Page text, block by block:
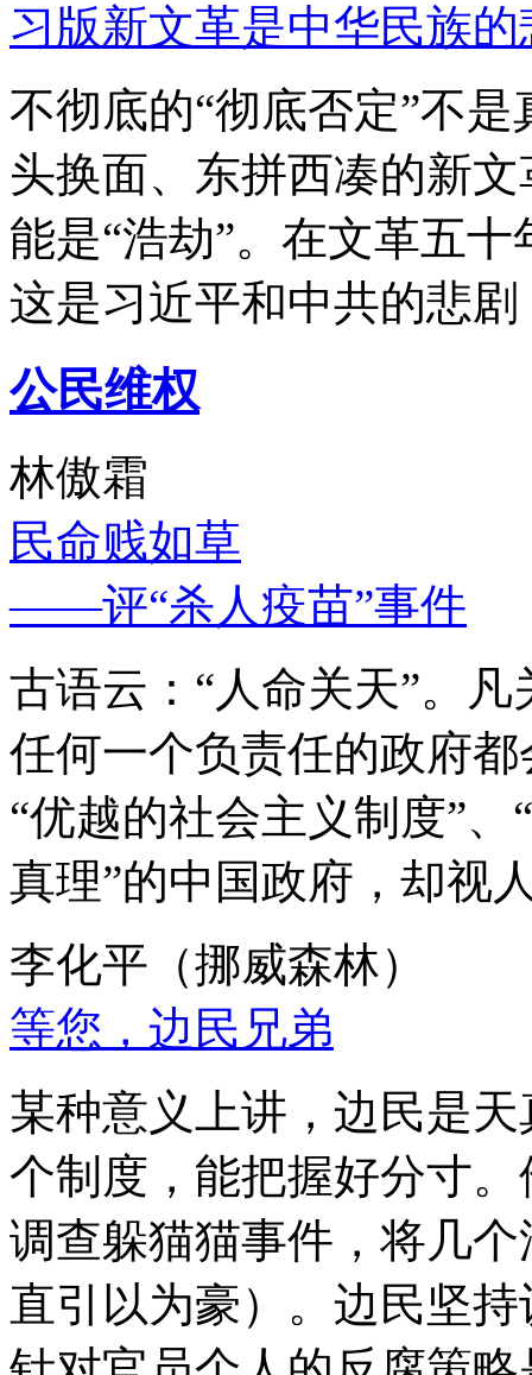
习版新文革是中华民族的
不彻底的“彻底否定”不
头换面、东拼西凑的新
能是“浩劫”。在文革五
这是习近平和中共的悲
公民维权
林傲霜
民命贱如草
——评“杀人疫苗”事件
古语云：“人命关天”。
任何一个负责任的政府
“优越的社会主义制度”
真理”的中国政府，却视
李化平（挪威森林）
等您，边民兄弟
某种意义上讲，边民是
个制度，能把握好分寸
调查躲猫猫事件，将几
直引以为豪）。边民坚